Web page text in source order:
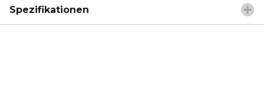
Spezifikationen